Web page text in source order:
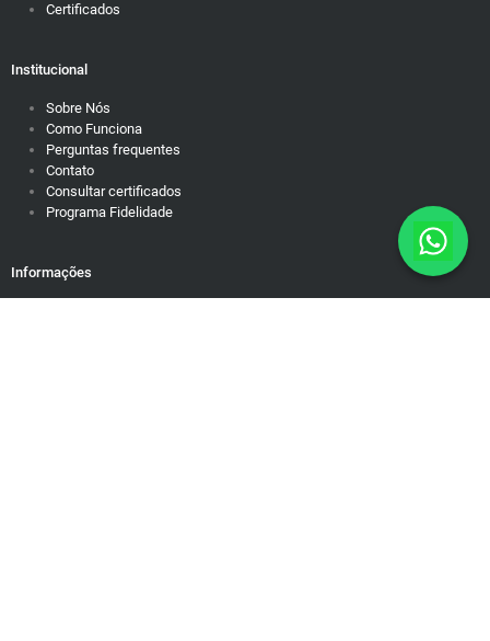
Certificados
Institucional
Sobre Nós
Como Funciona
Perguntas frequentes
Contato
Consultar certificados
Programa Fidelidade
Informações